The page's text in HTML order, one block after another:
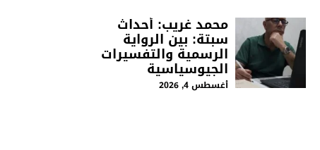
محمد غريب: أحداث
سبتة: بين الرواية
الرسمية والتفسيرات
الجيوسياسية
أغسطس 4, 2026